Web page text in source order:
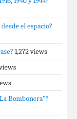
el espacio?
1,272 views
Bombonera”?